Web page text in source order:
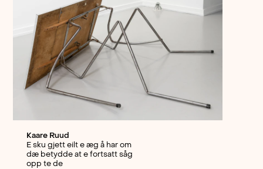
Kaare Ruud
E sku gjett eilt e æg å har om
dæ betydde at e fortsatt såg
opp te de